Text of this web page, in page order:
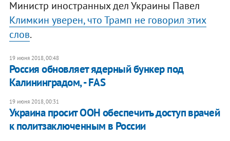
Министр иностранных дел Украины Павел
Климкин уверен, что Трамп не говорил этих
слов.
19 июня 2018, 00:48
Россия обновляет ядерный бункер под
Калининградом, - FAS
19 июня 2018, 00:31
Украина просит ООН обеспечить доступ врачей
к политзаключенным в России